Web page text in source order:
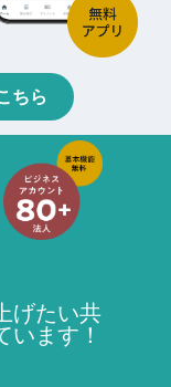
ちら
げたい共
ます！